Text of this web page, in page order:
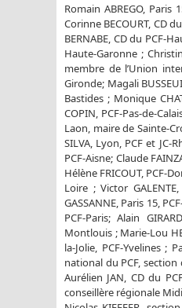
Romain ABREGO, Paris
Corinne BECOURT, CD
BERNABE, CD du PCF-
Haute-Garonne ;
membre de l’Union
Gironde; Magali
Bastides ; Monique
COPIN, PCF-Pas-de-
Laon, maire de Sainte-
SILVA, Lyon, PCF et JC-
PCF-Aisne; Claude
Hélène FRICOUT, PCF-
Loire ; Victor
GASSANNE, Paris 15,
PCF-Paris; Alain
Montlouis ; Marie-Lou
la-Jolie, PCF-Yvelines ;
national du PCF, section
Aurélien JAN, CD du
conseillère régionale